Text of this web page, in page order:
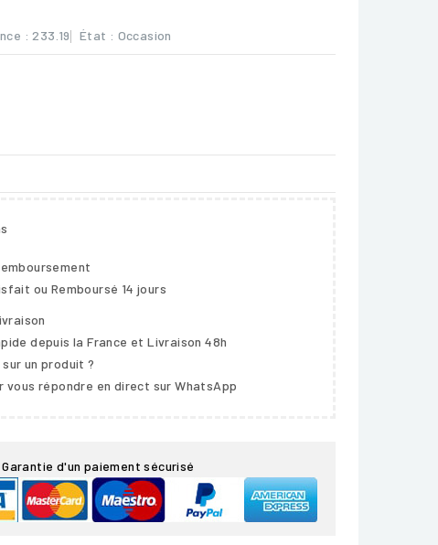
: 233.19 État : Occasion
ou Remboursé 14 jours
depuis la France et Livraison 48h
un produit ?
vous répondre en direct sur WhatsApp
Garantie d'un paiement sécurisé